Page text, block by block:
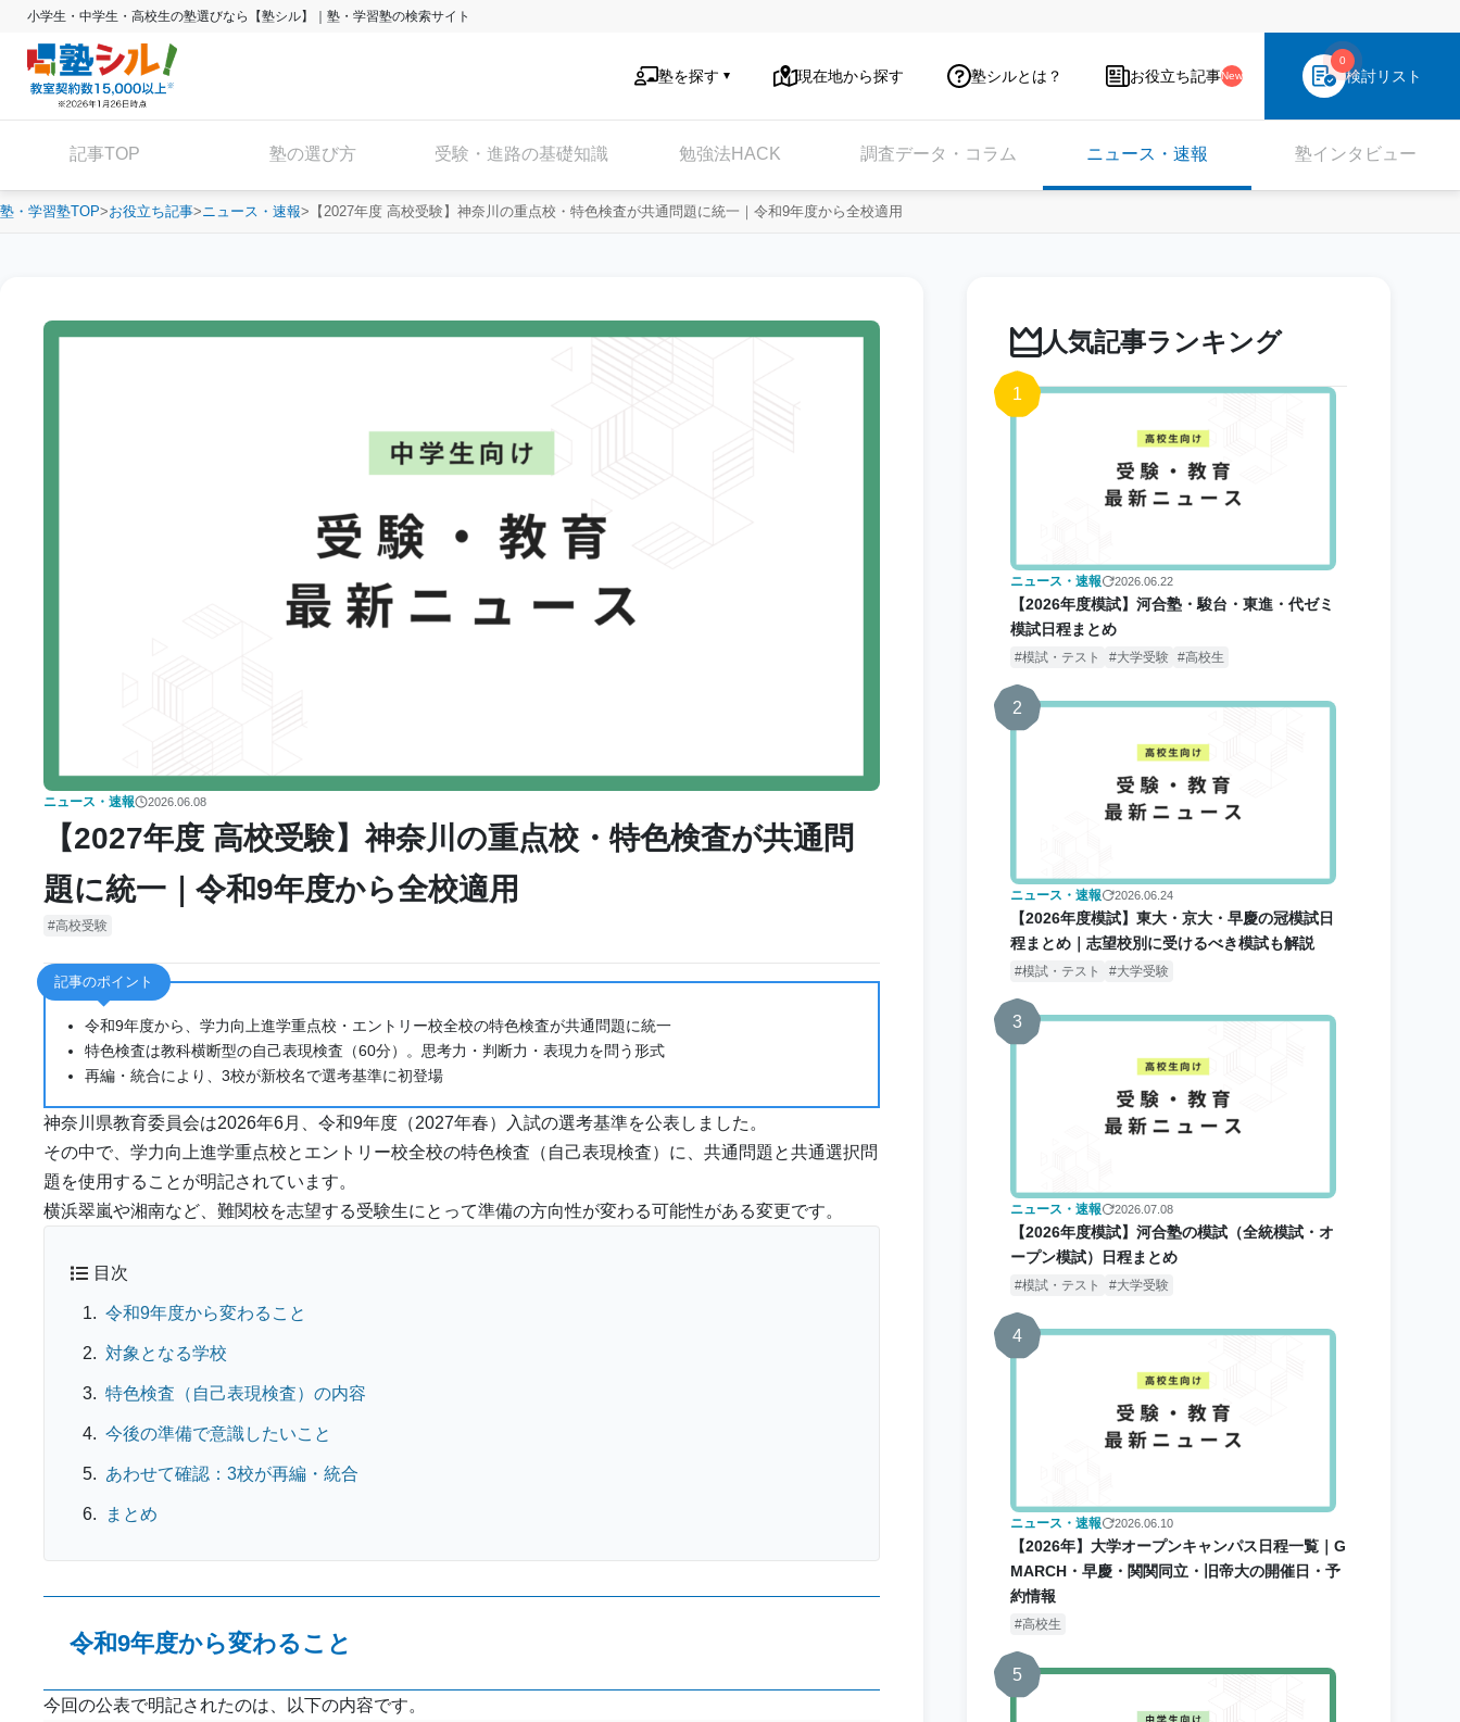
小学生・中学生・高校生の塾選びなら【塾シル】｜塾・学習塾の検索サイト
塾を探す 現在地から探す 塾シルとは？ お役立ち記事New
0
検討リスト
記事TOP 塾の選び方 受験・進路の基礎知識 勉強法HACK 調査データ・コラム ニュース・速報 塾インタビュー
塾・学習塾TOP お役立ち記事 ニュース・速報 【2027年度 高校受験】神奈川の重点校・特色検査が共通問題に統一｜令和9年度から全校適用
ニュース・速報 2026.06.08
【2027年度 高校受験】神奈川の重点校・特色検査が共通問
題に統一｜令和9年度から全校適用
高校受験
記事のポイント
令和9年度から、学力向上進学重点校・エントリー校全校の特色検査が共通問題に統一
特色検査は教科横断型の自己表現検査（60分）。思考力・判断力・表現力を問う形式
再編・統合により、3校が新校名で選考基準に初登場
神奈川県教育委員会は2026年6月、令和9年度（2027年春）入試の選考基準を公表しました。
その中で、学力向上進学重点校とエントリー校全校の特色検査（自己表現検査）に、共通問題と共通選択問
題を使用することが明記されています。
横浜翠嵐や湘南など、難関校を志望する受験生にとって準備の方向性が変わる可能性がある変更です。
目次
令和9年度から変わること
対象となる学校
特色検査（自己表現検査）の内容
今後の準備で意識したいこと
あわせて確認：3校が再編・統合
まとめ
令和9年度から変わること
今回の公表で明記されたのは、以下の内容です。
人気記事ランキング
1
ニュース・速報 2026.06.22
【2026年度模試】河合塾・駿台・東進・代ゼミ
模試日程まとめ
模試・テスト 大学受験 高校生
2
ニュース・速報 2026.06.24
【2026年度模試】東大・京大・早慶の冠模試日
程まとめ｜志望校別に受けるべき模試も解説
模試・テスト 大学受験
3
ニュース・速報 2026.07.08
【2026年度模試】河合塾の模試（全統模試・オ
ープン模試）日程まとめ
模試・テスト 大学受験
4
ニュース・速報 2026.06.10
【2026年】大学オープンキャンパス日程一覧｜G
MARCH・早慶・関関同立・旧帝大の開催日・予
約情報
高校生
5